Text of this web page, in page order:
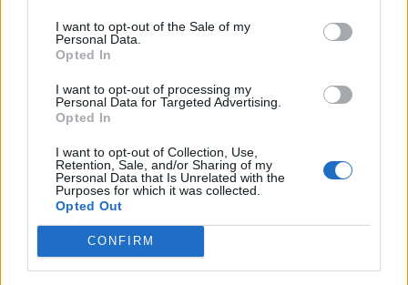
I want to opt-out of the Sale of my
Personal Data.
Opted In
I want to opt-out of processing my
Personal Data for Targeted Advertising.
Opted In
I want to opt-out of Collection, Use,
Retention, Sale, and/or Sharing of my
Personal Data that Is Unrelated with the
Purposes for which it was collected.
Opted Out
CONFIRM
kötéslistái
Előfizetés
MÁR ELŐFIZETŐNK VAGY?BEJELENTKEZÉS